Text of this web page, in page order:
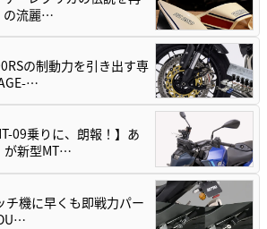
の流麗…
の制動力を引き出す専
…
09乗りに、朗報！】あ
が新型MT…
機に早くも即戦力パー